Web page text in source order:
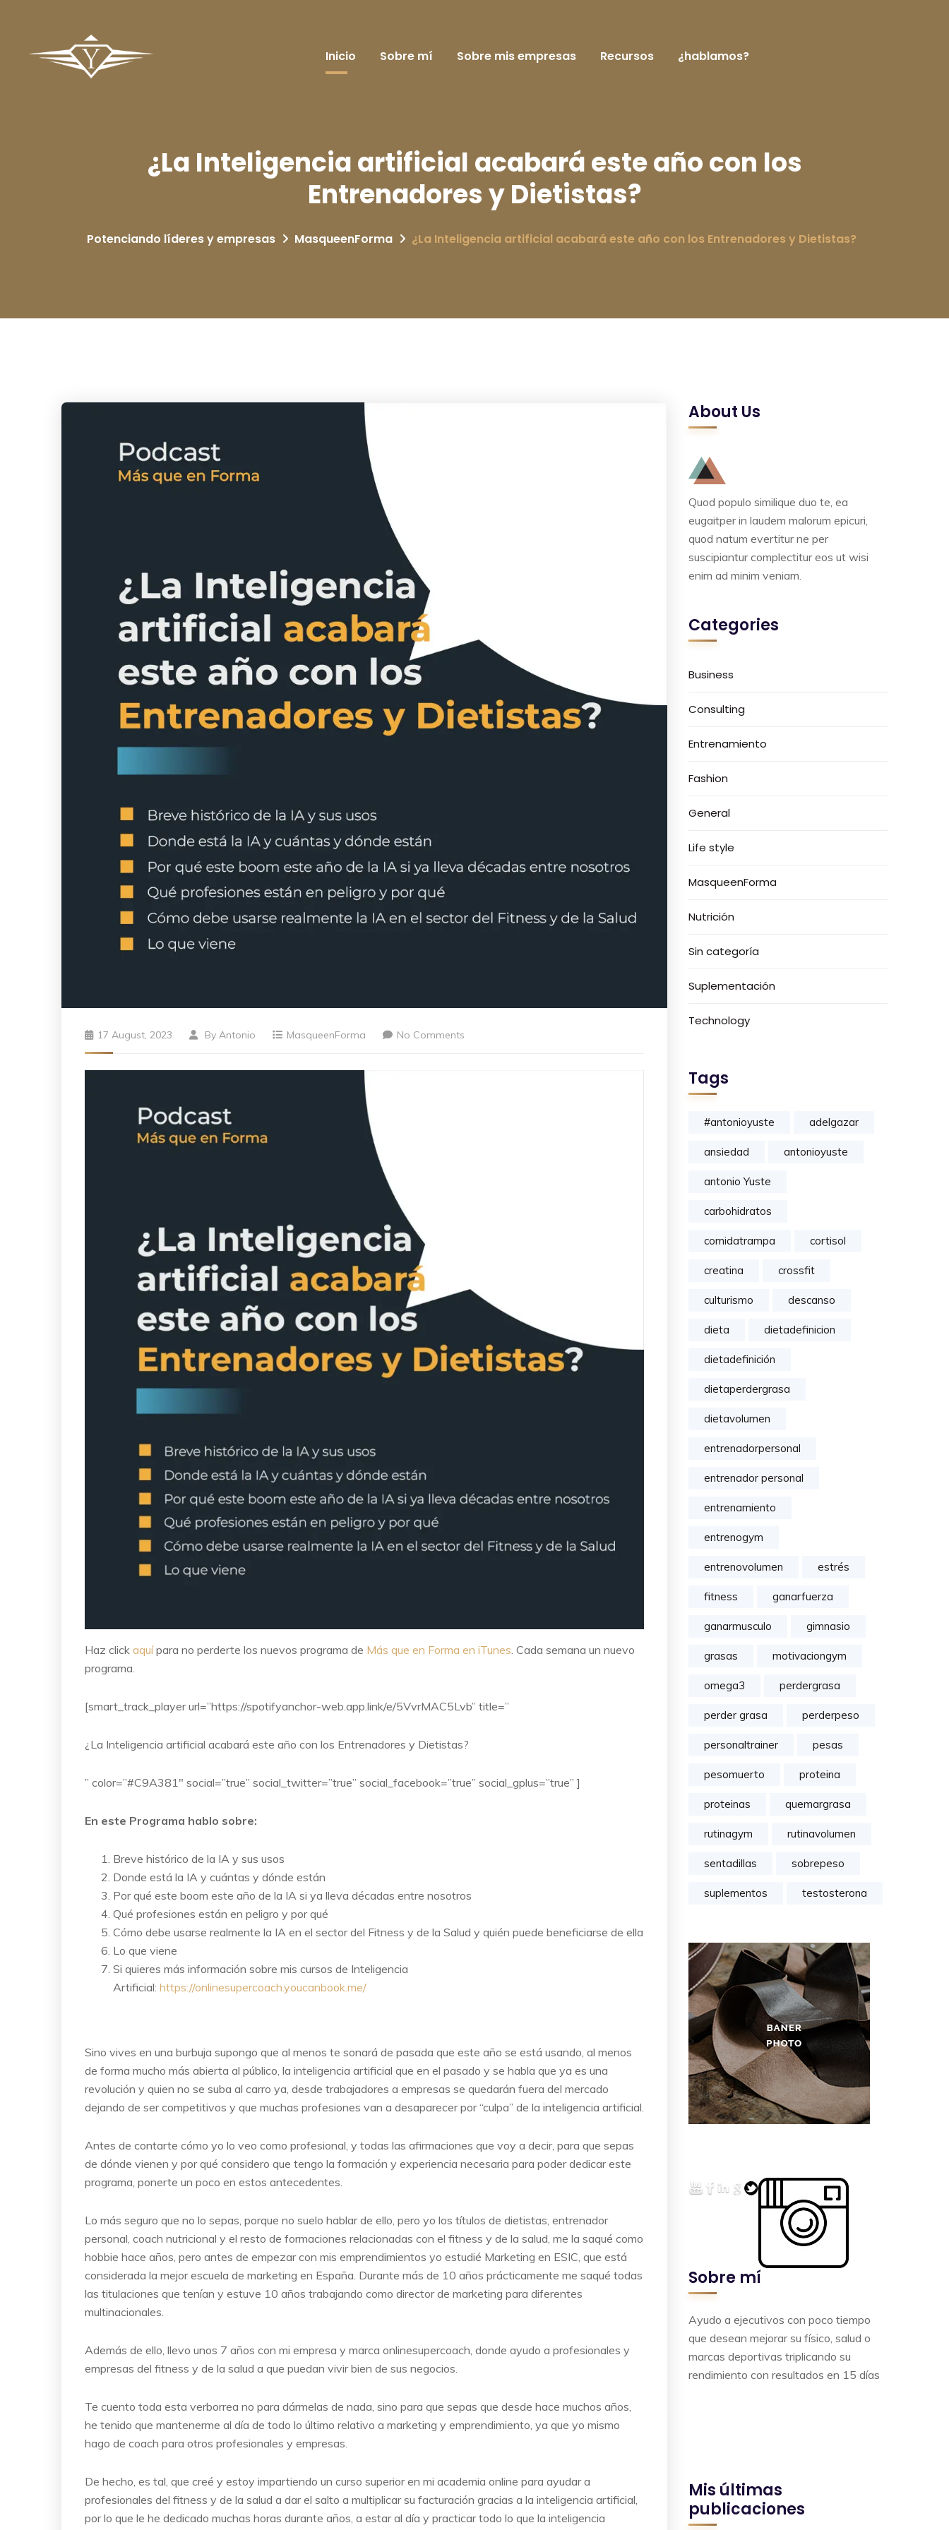
Inicio Sobre mí Sobre mis empresas Recursos ¿hablamos?
¿La Inteligencia artificial acabará este año con los
Entrenadores y Dietistas?
Potenciando líderes y empresas MasqueenForma ¿La Inteligencia artificial acabará este año con los Entrenadores y Dietistas?
17 August, 2023 By Antonio MasqueenForma No Comments
Haz click aquípara no perderte los nuevos programa de Más que en Forma en iTunes. Cada semana un nuevo
programa.
[smart_track_player url=”https://spotifyanchor-web.app.link/e/5VvrMAC5Lvb” title=”
¿La Inteligencia artificial acabará este año con los Entrenadores y Dietistas?
” color=”#C9A381″ social=”true” social_twitter=”true” social_facebook=”true” social_gplus=”true” ]
En este Programa hablo sobre:
Breve histórico de la IA y sus usos
Donde está la IA y cuántas y dónde están
Por qué este boom este año de la IA si ya lleva décadas entre nosotros
Qué profesiones están en peligro y por qué
Cómo debe usarse realmente la IA en el sector del Fitness y de la Salud y quién puede beneficiarse de ella
Lo que viene
Si quieres más información sobre mis cursos de Inteligencia
Artificial: https://onlinesupercoach.youcanbook.me/
Sino vives en una burbuja supongo que al menos te sonará de pasada que este año se está usando, al menos
de forma mucho más abierta al público, la inteligencia artificial que en el pasado y se habla que ya es una
revolución y quien no se suba al carro ya, desde trabajadores a empresas se quedarán fuera del mercado
dejando de ser competitivos y que muchas profesiones van a desaparecer por “culpa” de la inteligencia artificial.
Antes de contarte cómo yo lo veo como profesional, y todas las afirmaciones que voy a decir, para que sepas
de dónde vienen y por qué considero que tengo la formación y experiencia necesaria para poder dedicar este
programa, ponerte un poco en estos antecedentes.
Lo más seguro que no lo sepas, porque no suelo hablar de ello, pero yo los títulos de dietistas, entrenador
personal, coach nutricional y el resto de formaciones relacionadas con el fitness y de la salud, me la saqué como
hobbie hace años, pero antes de empezar con mis emprendimientos yo estudié Marketing en ESIC, que está
considerada la mejor escuela de marketing en España. Durante más de 10 años prácticamente me saqué todas
las titulaciones que tenían y estuve 10 años trabajando como director de marketing para diferentes
multinacionales.
Además de ello, llevo unos 7 años con mi empresa y marca onlinesupercoach, donde ayudo a profesionales y
empresas del fitness y de la salud a que puedan vivir bien de sus negocios.
Te cuento toda esta verborrea no para dármelas de nada, sino para que sepas que desde hace muchos años,
he tenido que mantenerme al día de todo lo último relativo a marketing y emprendimiento, ya que yo mismo
hago de coach para otros profesionales y empresas.
De hecho, es tal, que creé y estoy impartiendo un curso superior en mi academia online para ayudar a
profesionales del fitness y de la salud a dar el salto a multiplicar su facturación gracias a la inteligencia artificial,
por lo que le he dedicado muchas horas durante años, a estar al día y practicar todo lo que la inteligencia
About Us
Quod populo similique duo te, ea
eugaitper in laudem malorum epicuri,
quod natum evertitur ne per
suscipiantur complectitur eos ut wisi
enim ad minim veniam.
Categories
Business
Consulting
Entrenamiento
Fashion
General
Life style
MasqueenForma
Nutrición
Sin categoría
Suplementación
Technology
Tags
#antonioyuste adelgazar
ansiedad antonioyuste
antonio Yuste
carbohidratos
comidatrampa cortisol
creatina crossfit
culturismo descanso
dieta dietadefinicion
dietadefinición
dietaperdergrasa
dietavolumen
entrenadorpersonal
entrenador personal
entrenamiento
entrenogym
entrenovolumen estrés
fitness ganarfuerza
ganarmusculo gimnasio
grasas motivaciongym
omega3 perdergrasa
perder grasa perderpeso
personaltrainer pesas
pesomuerto proteina
proteinas quemargrasa
rutinagym rutinavolumen
sentadillas sobrepeso
suplementos testosterona
Sobre mí
Ayudo a ejecutivos con poco tiempo
que desean mejorar su físico, salud o
marcas deportivas triplicando su
rendimiento con resultados en 15 días
Mis últimas
publicaciones